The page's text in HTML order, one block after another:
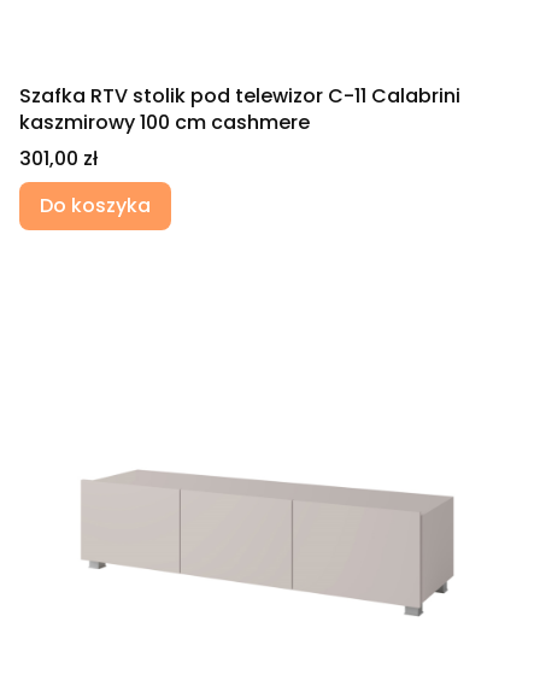
Szafka RTV stolik pod telewizor C-11 Calabrini
kaszmirowy 100 cm cashmere
Cena
301,00 zł
Do koszyka